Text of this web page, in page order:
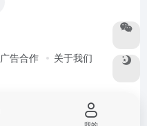
广告合作 关于我们